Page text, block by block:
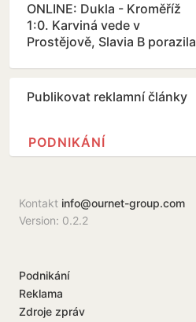
ONLINE: Dukla - Kroměříž
1:0. Karviná vede v
Prostějově, Slavia B porazila
Publikovat reklamní články
PODNIKÁNÍ
Kontakt info@ournet-group.com
Version: 0.2.2
Podnikání
Reklama
Zdroje zpráv